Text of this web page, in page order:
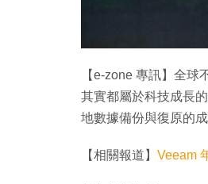
【e-zone 專訊】全
其實都屬於科技成長
地數據備份與復原的
【相關報道】 Veeam